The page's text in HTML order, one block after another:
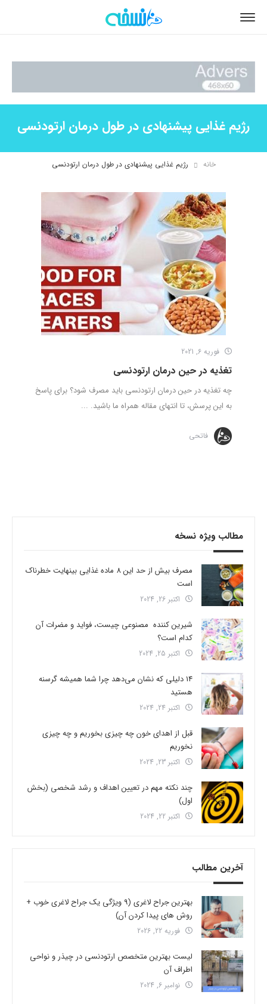
رژیم غذایی پیشنهادی در طول درمان ارتودنسی
خانه رژیم غذایی پیشنهادی در طول درمان ارتودنسی
فوریه 6, 2021
تغذیه در حین درمان ارتودنسی
چه تغذیه در حین درمان ارتودنسی باید مصرف شود؟ برای پاسخ
به این پرسش، تا انتهای مقاله همراه ما باشید. ...
فاتحی
مطالب ویژه نسخه
مصرف بیش از حد این 8 ماده غذایی بینهایت خطرناک
است
اکتبر 26, 2024
شیرین کننده مصنوعی چیست، فواید و مضرات آن
کدام است؟
اکتبر 25, 2024
14 دلیلی که نشان می‌دهد چرا شما همیشه گرسنه
هستید
اکتبر 24, 2024
قبل از اهدای خون چه چیزی بخوریم و چه چیزی
نخوریم
اکتبر 23, 2024
چند نکته مهم در تعیین اهداف و رشد شخصی (بخش
اول)
اکتبر 22, 2024
آخرین مطالب
بهترین جراح لاغری (9 ویژگی یک جراح لاغری خوب +
روش های پیدا کردن آن)
فوریه 22, 2026
لیست بهترین متخصص ارتودنسی در چیذر و نواحی
اطراف آن
نوامبر 6, 2024